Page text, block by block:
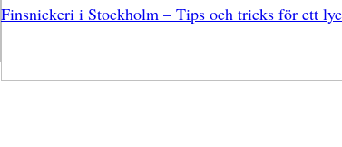
Finsnickeri i Stockholm – Tips och tricks för ett